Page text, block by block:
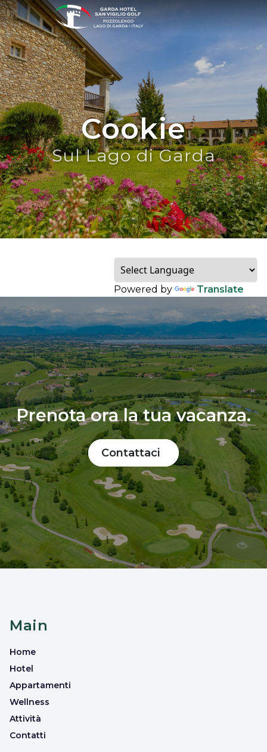
Cookie
Sul Lago di Garda
Powered by Translate
Prenota ora la tua vacanza.
Contattaci
Main
Home
Hotel
Appartamenti
Wellness
Attività
Contatti